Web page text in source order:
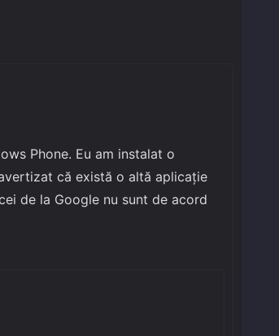
Phone. Eu am instalat o
că există o altă aplicație
de la Google nu sunt de acord